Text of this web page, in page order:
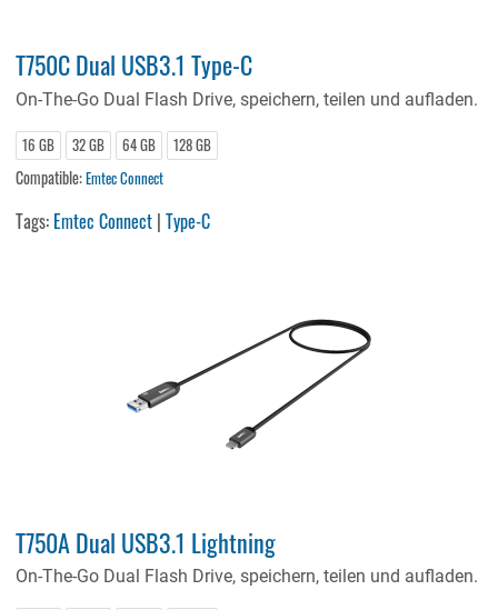
T750C Dual USB3.1 Type-C
On-The-Go Dual Flash Drive, speichern, teilen und aufladen.
16 GB 32 GB 64 GB 128 GB
Compatible:Emtec Connect
Tags: Emtec Connect |Type-C
T750A Dual USB3.1 Lightning
On-The-Go Dual Flash Drive, speichern, teilen und aufladen.